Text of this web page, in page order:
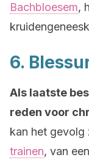
Bachbloesem,
6.
Als laatste
reden voor
kan het gevolg
trainen, van